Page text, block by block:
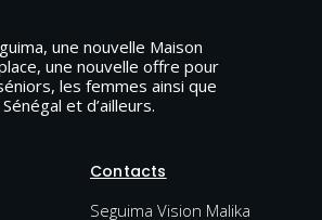
une nouvelle Maison
une nouvelle offre pour
les femmes ainsi que
et d’ailleurs.
Contacts
Seguima Vision Malika